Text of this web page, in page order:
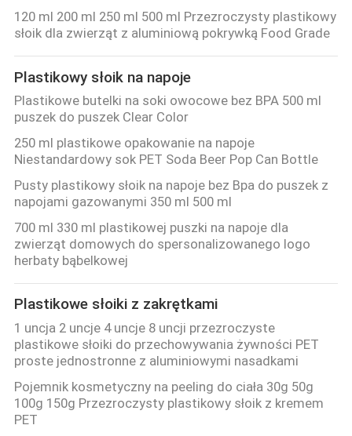
KONTROLA
JAKOŚCI
SKONTAKTUJ
SIĘ
NAMI
AKTUALNOŚCI
PRZYPADKI
SITEMAP
PRIVACY
POLICY
120 ml 200 ml 250 ml 500 ml Przezroczysty plastikowy
słoik dla zwierząt z aluminiową pokrywką Food Grade
Plastikowy słoik na napoje
Plastikowe butelki na soki owocowe bez BPA 500 ml
puszek do puszek Clear Color
250 ml plastikowe opakowanie na napoje
Niestandardowy sok PET Soda Beer Pop Can Bottle
Pusty plastikowy słoik na napoje bez Bpa do puszek z
napojami gazowanymi 350 ml 500 ml
700 ml 330 ml plastikowej puszki na napoje dla
zwierząt domowych do spersonalizowanego logo
herbaty bąbelkowej
Plastikowe słoiki z zakrętkami
1 uncja 2 uncje 4 uncje 8 uncji przezroczyste
plastikowe słoiki do przechowywania żywności PET
proste jednostronne z aluminiowymi nasadkami
Pojemnik kosmetyczny na peeling do ciała 30g 50g
100g 150g Przezroczysty plastikowy słoik z kremem
PET